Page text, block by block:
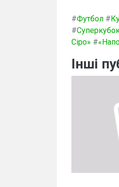
#Футбол #
#
Сіро» #
Інші